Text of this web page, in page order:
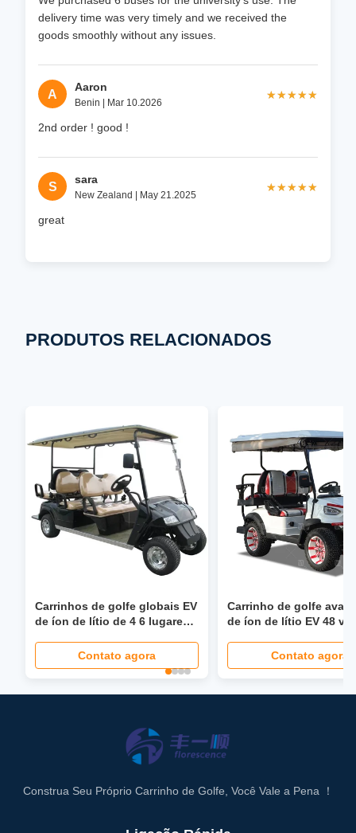
delivery time was very timely and we received the
goods smoothly without any issues.
A
Aaron
Benin | Mar 10.2026
★★★★★
★★★★★
2nd order ! good !
S
sara
New Zealand | May 21.2025
★★★★★
★★★★★
great
PRODUTOS RELACIONADOS
Carrinhos de golfe globais EV
de íon de lítio de 4 6 lugares
mph, assento dobrável, farol
LCD, tela LED
Contato agora
Carrinho de golfe
de íon de lítio EV 48
personalizadoContato agora
Construa Seu Próprio Carrinho de Golfe, Você Vale a Pena ！